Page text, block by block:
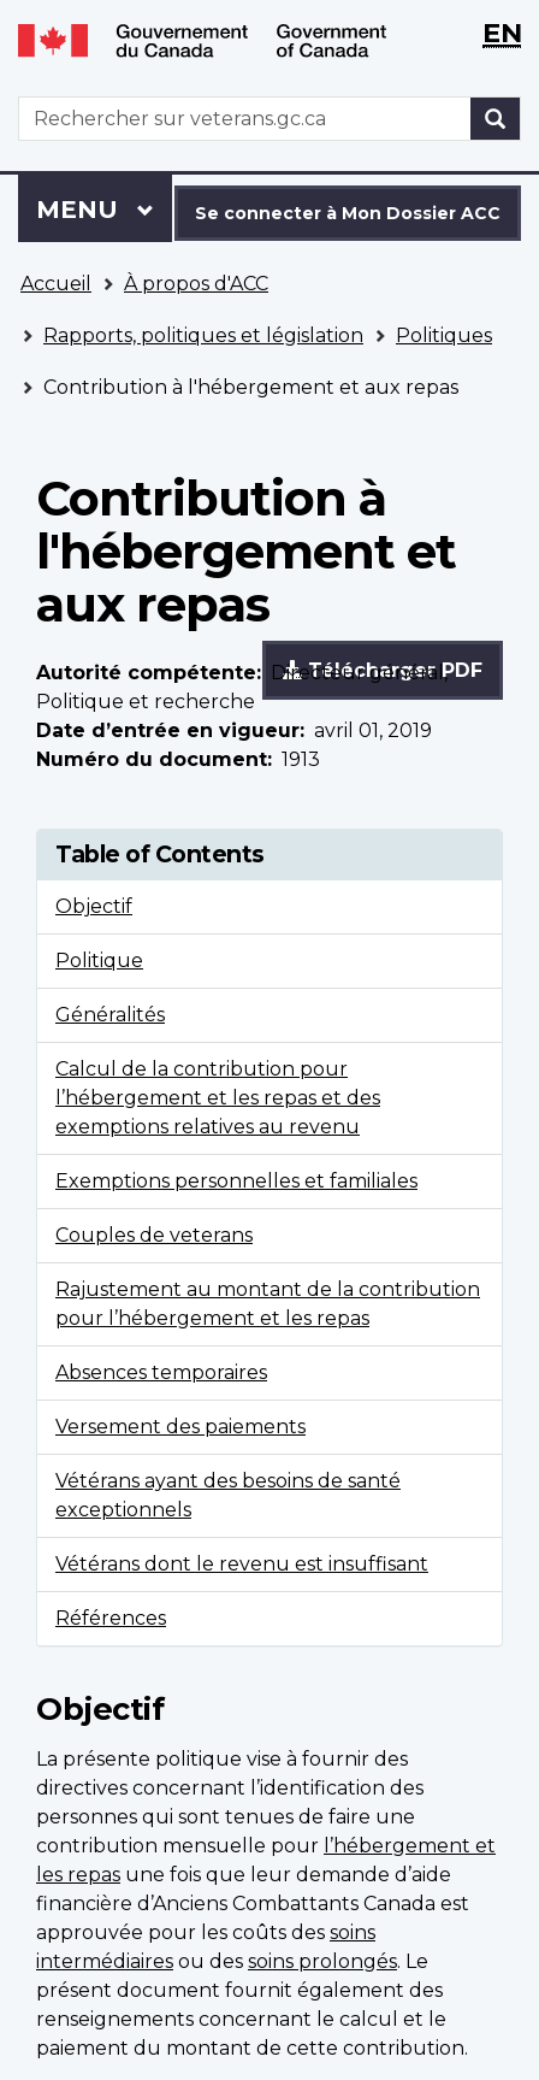
Aller
au
principal
Passer
à
version
HTML
simplifiée
WxT
WxTEN
WxT
Search
form
connecter
à
Dossier
ACC
Se connecter à Mon Dossier ACC
Menu
MENU PRINCIPAL
êtes
ici
Accueil À propos d'ACC
Rapports, politiques et législation Politiques
Contribution à l'hébergement et aux repas
Contribution à
l'hébergement et
aux repas
Télécharger PDF
Autorité compétente
Directeur général,
Politique et recherche
Date d’entrée en vigueur
avril 01, 2019
Numéro du document
1913
Table of Contents
Objectif
Politique
Généralités
Calcul de la contribution pour
l’hébergement et les repas et des
exemptions relatives au revenu
Exemptions personnelles et familiales
Couples de veterans
Rajustement au montant de la contribution
pour l’hébergement et les repas
Absences temporaires
Versement des paiements
Vétérans ayant des besoins de santé
exceptionnels
Vétérans dont le revenu est insuffisant
Références
Objectif
La présente politique vise à fournir des
directives concernant l’identification des
personnes qui sont tenues de faire une
contribution mensuelle pour l’hébergement et
les repas une fois que leur demande d’aide
financière d’Anciens Combattants Canada est
approuvée pour les coûts des soins
intermédiaires ou des soins prolongés. Le
présent document fournit également des
renseignements concernant le calcul et le
paiement du montant de cette contribution.